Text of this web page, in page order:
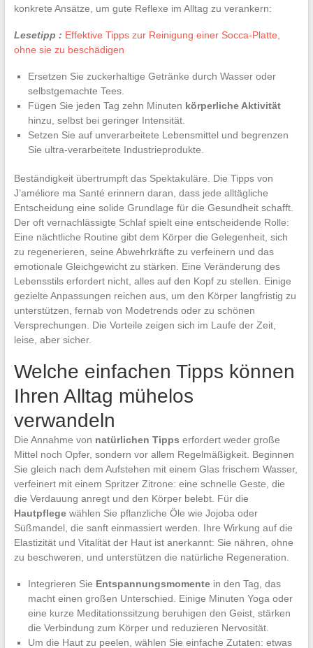
konkrete Ansätze, um gute Reflexe im Alltag zu verankern:
Lesetipp : Effektive Tipps zur Reinigung einer Socca-Platte,
ohne sie zu beschädigen
Ersetzen Sie zuckerhaltige Getränke durch Wasser oder
selbstgemachte Tees.
Fügen Sie jeden Tag zehn Minuten körperliche Aktivität
hinzu, selbst bei geringer Intensität.
Setzen Sie auf unverarbeitete Lebensmittel und begrenzen
Sie ultra-verarbeitete Industrieprodukte.
Beständigkeit übertrumpft das Spektakuläre. Die Tipps von
J’améliore ma Santé erinnern daran, dass jede alltägliche
Entscheidung eine solide Grundlage für die Gesundheit schafft.
Der oft vernachlässigte Schlaf spielt eine entscheidende Rolle:
Eine nächtliche Routine gibt dem Körper die Gelegenheit, sich
zu regenerieren, seine Abwehrkräfte zu verfeinern und das
emotionale Gleichgewicht zu stärken. Eine Veränderung des
Lebensstils erfordert nicht, alles auf den Kopf zu stellen. Einige
gezielte Anpassungen reichen aus, um den Körper langfristig zu
unterstützen, fernab von Modetrends oder zu schönen
Versprechungen. Die Vorteile zeigen sich im Laufe der Zeit,
leise, aber sicher.
Welche einfachen Tipps können
Ihren Alltag mühelos
verwandeln
Die Annahme von natürlichen Tipps erfordert weder große
Mittel noch Opfer, sondern vor allem Regelmäßigkeit. Beginnen
Sie gleich nach dem Aufstehen mit einem Glas frischem Wasser,
verfeinert mit einem Spritzer Zitrone: eine schnelle Geste, die
die Verdauung anregt und den Körper belebt. Für die
Hautpflegewählen Sie pflanzliche Öle wie Jojoba oder
Süßmandel, die sanft einmassiert werden. Ihre Wirkung auf die
Elastizität und Vitalität der Haut ist anerkannt: Sie nähren, ohne
zu beschweren, und unterstützen die natürliche Regeneration.
Integrieren Sie Entspannungsmomentein den Tag, das
macht einen großen Unterschied. Einige Minuten Yoga oder
eine kurze Meditationssitzung beruhigen den Geist, stärken
die Verbindung zum Körper und reduzieren Nervosität.
Um die Haut zu peelen, wählen Sie einfache Zutaten: etwas